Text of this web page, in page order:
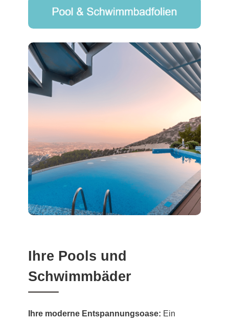
Ihre Pools und
Schwimmbäder
Ihre moderne Entspannungsoase: Ein